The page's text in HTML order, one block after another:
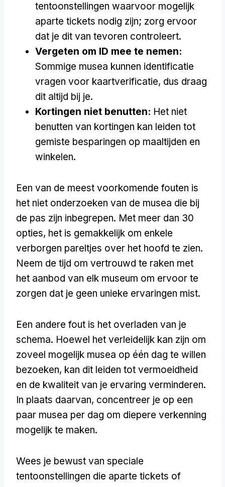
tentoonstellingen waarvoor mogelijk
aparte tickets nodig zijn; zorg ervoor
dat je dit van tevoren controleert.
Vergeten om ID mee te nemen:
Sommige musea kunnen identificatie
vragen voor kaartverificatie, dus draag
dit altijd bij je.
Kortingen niet benutten: Het niet
benutten van kortingen kan leiden tot
gemiste besparingen op maaltijden en
winkelen.
Een van de meest voorkomende fouten is
het niet onderzoeken van de musea die bij
de pas zijn inbegrepen. Met meer dan 30
opties, het is gemakkelijk om enkele
verborgen pareltjes over het hoofd te zien.
Neem de tijd om vertrouwd te raken met
het aanbod van elk museum om ervoor te
zorgen dat je geen unieke ervaringen mist.
Een andere fout is het overladen van je
schema. Hoewel het verleidelijk kan zijn om
zoveel mogelijk musea op één dag te willen
bezoeken, kan dit leiden tot vermoeidheid
en de kwaliteit van je ervaring verminderen.
In plaats daarvan, concentreer je op een
paar musea per dag om diepere verkenning
mogelijk te maken.
Wees je bewust van speciale
tentoonstellingen die aparte tickets of